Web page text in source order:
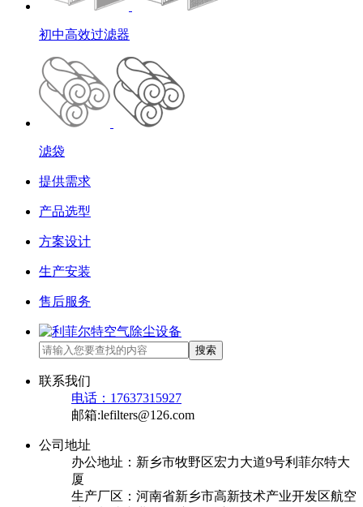
初中高效过滤器
滤袋
提供需求
产品选型
方案设计
生产安装
售后服务
搜索
联系我们
电话：17637315927
邮箱:lefilters@126.com
公司地址
办公地址：新乡市牧野区宏力大道9号利菲尔特大
厦
生产厂区：河南省新乡市高新技术产业开发区航空